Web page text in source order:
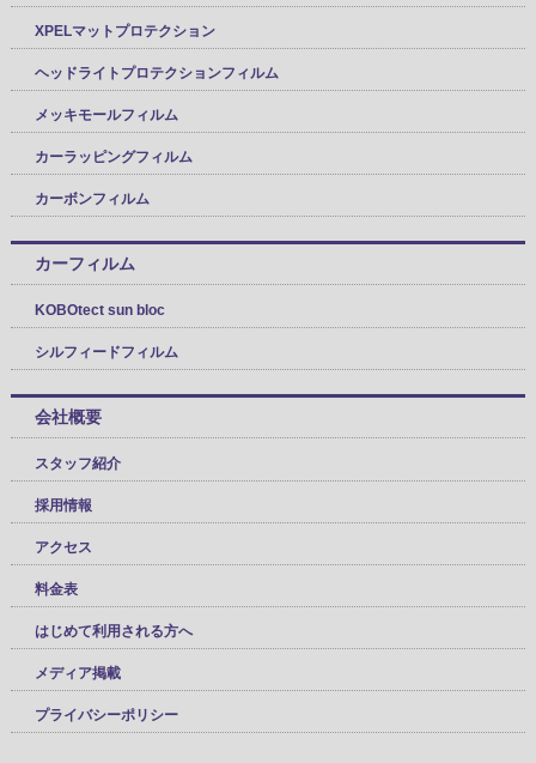
XPELマットプロテクション
ヘッドライトプロテクションフィルム
メッキモールフィルム
カーラッピングフィルム
カーボンフィルム
カーフィルム
KOBOtect sun bloc
シルフィードフィルム
会社概要
スタッフ紹介
採用情報
アクセス
料金表
はじめて利用される方へ
メディア掲載
プライバシーポリシー